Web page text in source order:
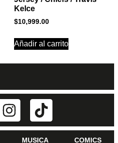
Kelce
$10,999.00
Añadir al carrito
MUSICA COMICS